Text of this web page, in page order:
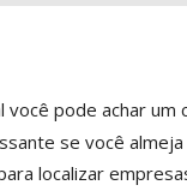
você pode achar um
se você almeja
localizar